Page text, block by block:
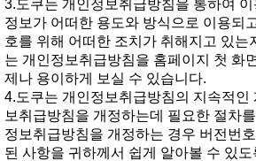
3.도쿠는개인정보취급방침을통하여
정보가어떠한용도와방식으로이용되
호를위해어떠한조치가취해지고있는
는개인정보취급방침을홈페이지첫화
제나용이하게보실수있습니다.
4.도쿠는개인정보취급방침의지속적
보취급방침을개정하는데필요한절차
정보취급방침을개정하는경우버전번
된사항을귀하께서쉽게알아볼수있도